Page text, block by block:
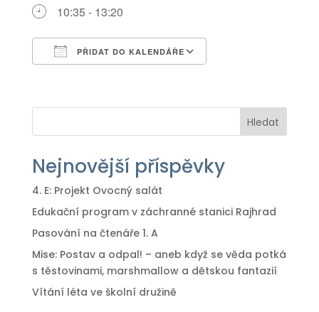
10:35 - 13:20
PŘIDAT DO KALENDÁŘE
Hledat
Nejnovější příspěvky
4. E: Projekt Ovocný salát
Edukační program v záchranné stanici Rajhrad
Pasování na čtenáře 1. A
Mise: Postav a odpal! – aneb když se věda potká
s těstovinami, marshmallow a dětskou fantazií
Vítání léta ve školní družině